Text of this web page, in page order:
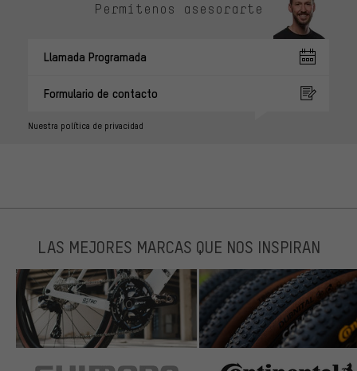
Permítenos asesorarte
Llamada Programada
Formulario de contacto
Nuestra política de privacidad
LAS MEJORES MARCAS QUE NOS INSPIRAN